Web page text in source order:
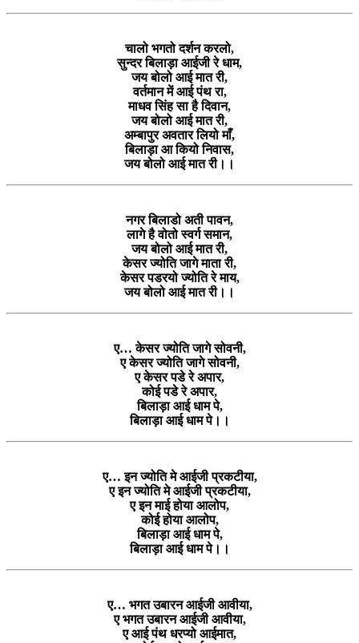
चालो भगतो दर्शन करलो,
सुन्दर बिलाड़ा आईजी रे धाम,
जय बोलो आई मात री,
वर्तमान में आई पंथ रा,
माधव सिंह सा है दिवान,
जय बोलो आई मात री,
अम्बापुर अवतार लियो माँ,
बिलाड़ा आ कियो निवास,
जय बोलो आई मात री।।
नगर बिलाडो अती पावन,
लागे है वोतो स्वर्ग समान,
जय बोलो आई मात री,
केसर ज्योति जागे माता री,
केसर पडरयो ज्योति रे माय,
जय बोलो आई मात री।।
ए… केसर ज्योति जागे सोवनी,
ए केसर ज्योति जागे सोवनी,
ए केसर पडे रे अपार,
कोई पडे रे अपार,
बिलाड़ा आई धाम पे,
बिलाड़ा आई धाम पे।।
ए… इन ज्योति मे आईजी प्रकटीया,
ए इन ज्योति मे आईजी प्रकटीया,
ए इन माई होया आलोप,
कोई होया आलोप,
बिलाड़ा आई धाम पे,
बिलाड़ा आई धाम पे।।
ए… भगत उबारन आईजी आवीया,
ए भगत उबारन आईजी आवीया,
ए आई पंथ धरप्यो आईमात,